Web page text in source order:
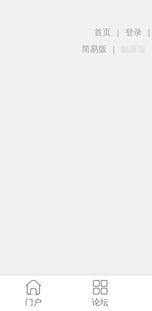
首页 | 登录 |
简易版
| 触屏版
门户 论坛